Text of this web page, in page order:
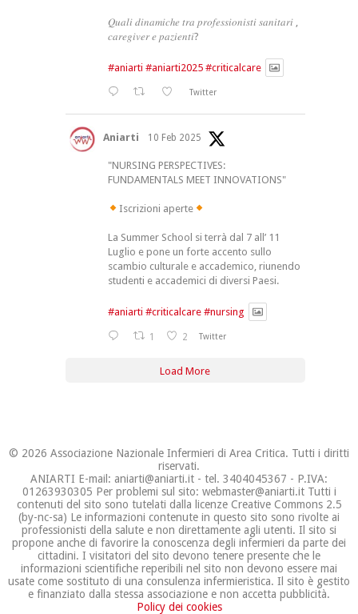
𝑄𝑢𝑎𝑙𝑖 𝑑𝑖𝑛𝑎𝑚𝑖𝑐ℎ𝑒 𝑡𝑟𝑎 𝑝𝑟𝑜𝑓𝑒𝑠𝑠𝑖𝑜𝑛𝑖𝑠𝑡𝑖 𝑠𝑎𝑛𝑖𝑡𝑎𝑟𝑖 ,
𝑐𝑎𝑟𝑒𝑔𝑖𝑣𝑒𝑟 𝑒 𝑝𝑎𝑧𝑖𝑒𝑛𝑡𝑖?
#aniarti #aniarti2025 #criticalcare
Twitter
Aniarti 10 Feb 2025
"NURSING PERSPECTIVES:
FUNDAMENTALS MEET INNOVATIONS"
Iscrizioni aperte
La Summer School si terrà dal 7 all’ 11
Luglio e pone un forte accento sullo
scambio culturale e accademico, riunendo
studenti e accademici di diversi Paesi.
#aniarti #criticalcare #nursing
1 2 Twitter
Load More
© 2026 Associazione Nazionale Infermieri di Area Critica. Tutti i diritti
riservati.
ANIARTI E-mail: aniarti@aniarti.it - tel. 3404045367 - P.IVA:
01263930305 Per problemi sul sito: webmaster@aniarti.it Tutti i
contenuti del sito sono tutelati dalla licenze Creative Commons 2.5
(by-nc-sa) Le informazioni contenute in questo sito sono rivolte ai
professionisti della salute e non direttamente agli utenti. Il sito si
propone anche di favorire la conoscenza degli infermieri da parte dei
cittadini. I visitatori del sito devono tenere presente che le
informazioni scientifiche reperibili nel sito non devono essere mai
usate come sostituto di una consulenza infermieristica. Il sito è gestito
e finanziato dalla stessa associazione e non accetta pubblicità.
Policy dei cookies